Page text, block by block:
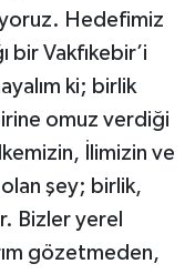
Hedefimiz
Vakfıkebir’i
ki; birlik
omuz verdiği
İlimizin ve
olan şey; birlik,
Bizler yerel
gözetmeden,